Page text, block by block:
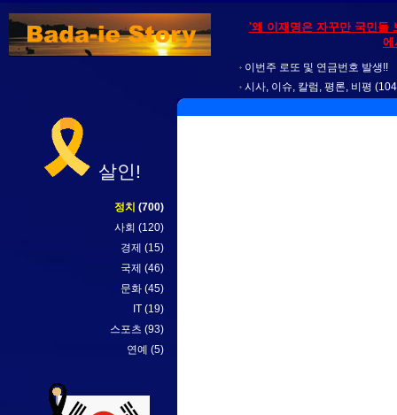
'왜 이재명은 자꾸만 국민들
에
이번주 로또 및 연금번호 발생!!
시사, 이슈, 칼럼, 평론, 비평
살인!
정치 (700)
사회 (120)
경제 (15)
국제 (46)
문화 (45)
IT (19)
스포츠 (93)
연예 (5)